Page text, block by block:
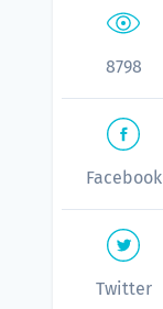
8798
Facebook
Twitter